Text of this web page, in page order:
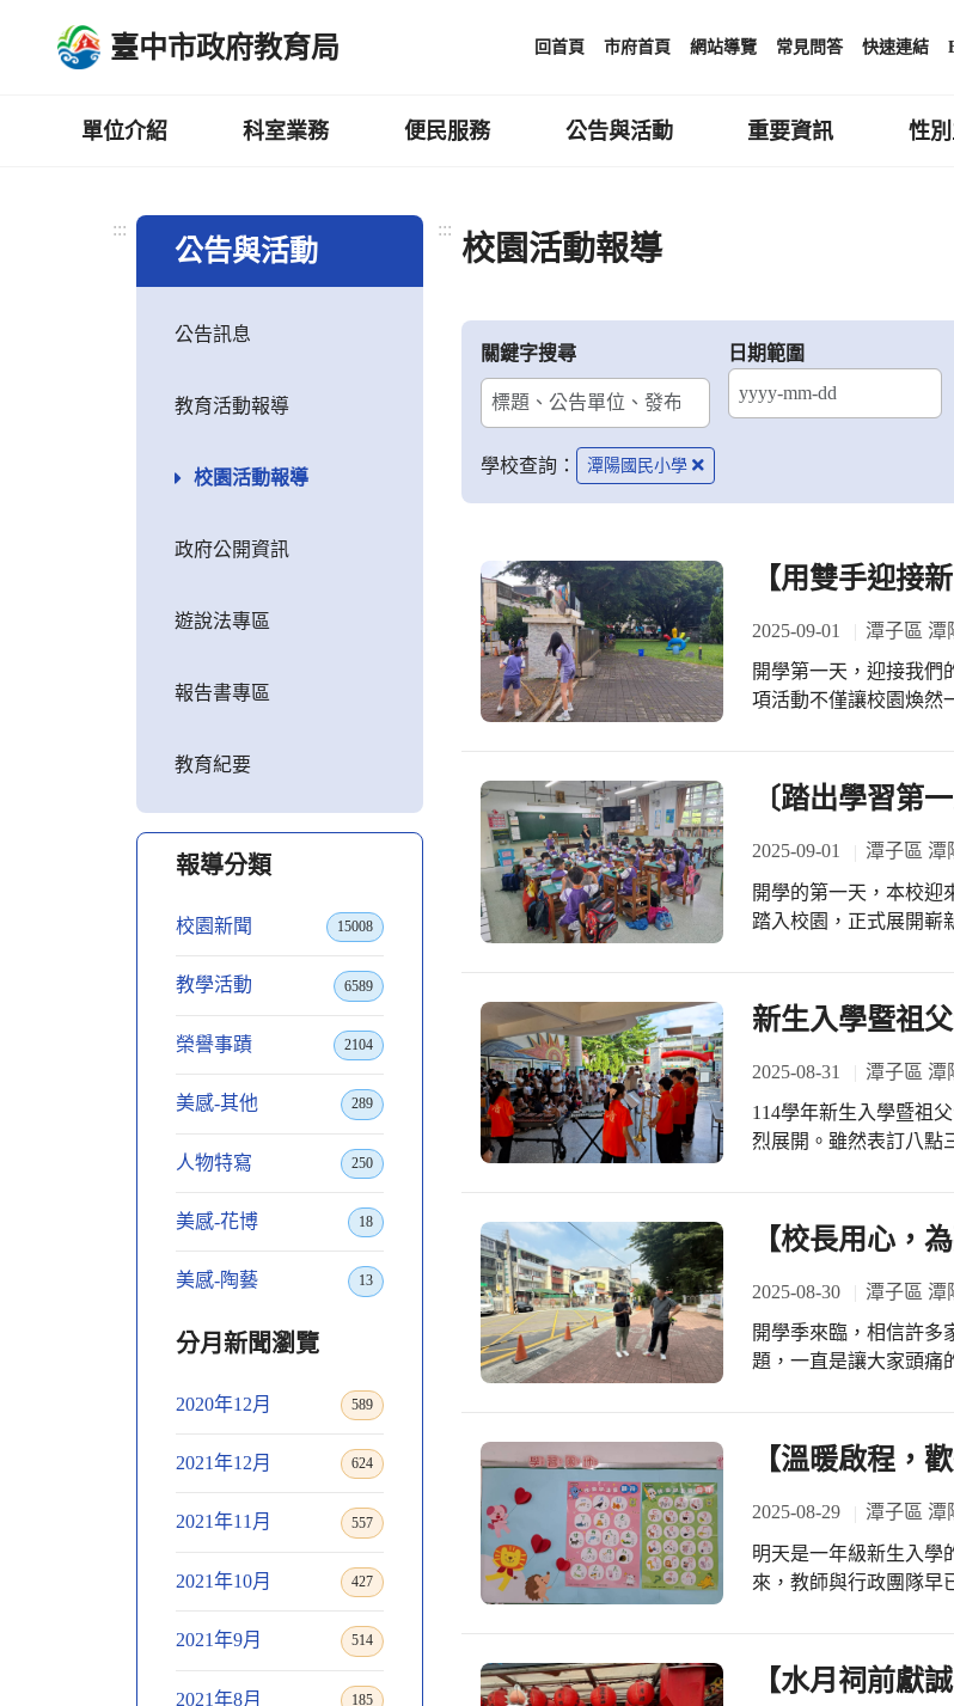
臺中市政府教育局 回首頁 市府首頁 網站導覽 常見問答 快速連結
單位介紹 科室業務 便民服務 公告與活動 重要資訊 性
:::
公告與活動
公告訊息
教育活動報導
校園活動報導
政府公開資訊
遊說法專區
報告書專區
教育紀要
報導分類
校園新聞 15008
教學活動 6589
榮譽事蹟 2104
美感-其他 289
人物特寫 250
美感-花博 18
美感-陶藝 13
分月新聞瀏覽
2020年12月 589
2021年12月 624
2021年11月 557
2021年10月 427
2021年9月 514
2021年8月 185
:::
校園活動報導
關鍵字搜尋
日期範圍
結束日期
學校查詢： 潭陽國民小學
【用雙手迎接
2025-09-01 潭子區 潭
開學第一天，迎接我們
項活動不僅讓校園煥然
重環境的重要。平時
力。當我們親手擦拭
心」。有些同學一開始
校園變得更美麗，也從
尊重與責任感，能夠延
〔踏出學習第
2025-09-01 潭子區 潭
開學的第一天，本校迎
踏入校園，正式展開嶄
新生認識教室環境，學
子們在輕鬆愉快的氛圍
是蹲下身子，耐心傾聽
新生專注聽講、舉手發
帶領孩子們熟悉校園環
心與關懷的陪伴下，
新生入學暨祖
2025-08-31 潭子區 潭
114學年新生入學暨祖
烈展開。雖然表訂八點
新生入學的殷殷期盼。 A 棟川堂有六年級藝才班的音樂表演，吸引了許多家長和小
朋友們駐足聆聽，旁
念，現場真有點水泄不通！ 過了勤學門，來到位在花廊道中間的智慧
多家長和小朋友停留
接到B棟川堂排隊，等著敲響智慧鑼。 小朋友一
發，口念「做好事，説
鐘，活動陸續結束，大人小
整理學用品，貼姓名貼
會長、四處室主任巡視
本，而副會長則代表家
便的捷徑就是讓每一
【校長用心，
2025-08-30 潭子區 潭
開學季來臨，相信許多
題，一直是讓大家頭痛
問題。最常出現的情
不僅造成車流壅塞，
風險。 透過這次會勘
也會更加強宣導，引
信，透過學校、里辦公
的上學路。 感謝里長
【溫暖啟程，
2025-08-29 潭子區 潭
明天是一年級新生入學
來，教師與行政團隊早
都有歸屬感。同時，
外，導師們也已完成
【水月祠前獻